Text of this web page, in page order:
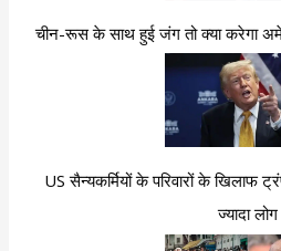
चीन-रूस के साथ हुई जंग तो क्या करेगा
US सैन्यकर्मियों के परिवारों के खिलाफ
ज्यादा लोग